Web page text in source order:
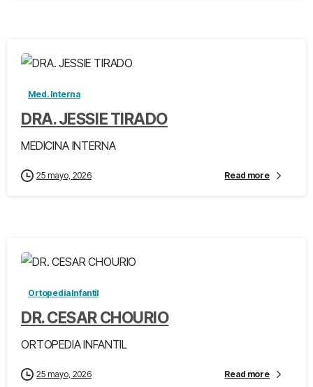
Med. Interna
DRA. JESSIE TIRADO
MEDICINA INTERNA
25 mayo, 2026 Read more
Ortopedia Infantil
DR. CESAR CHOURIO
ORTOPEDIA INFANTIL
25 mayo, 2026 Read more